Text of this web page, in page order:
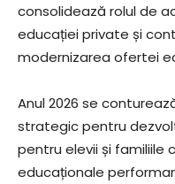
consolidează rolul de
educației private și
modernizarea ofertei
Anul 2026 se
strategic pentru
pentru elevii și familiile
educaționale